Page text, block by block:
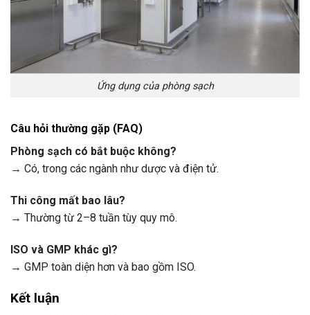
Ứng dụng của phòng sạch
Câu hỏi thường gặp (FAQ)
Phòng sạch có bắt buộc không?
→ Có, trong các ngành như dược và điện tử.
Thi công mất bao lâu?
→ Thường từ 2–8 tuần tùy quy mô.
ISO và GMP khác gì?
→ GMP toàn diện hơn và bao gồm ISO.
Kết luận